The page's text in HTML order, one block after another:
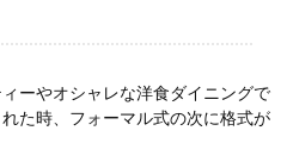
ーやオシャレな洋食ダイニングで
た時、フォーマル式の次に格式が